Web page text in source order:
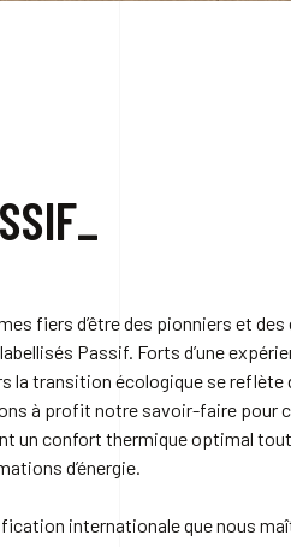
fiers d’être des pionniers et
Passif. Forts d’une
la transition écologique se reflète
à profit notre savoir-faire pour
un confort thermique optimal
d’énergie.
internationale que nous